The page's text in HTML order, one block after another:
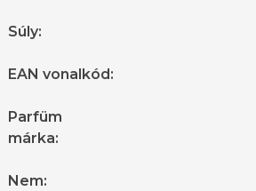
Súly:
EAN vonalkód :
Parfüm
márka:
Nem: